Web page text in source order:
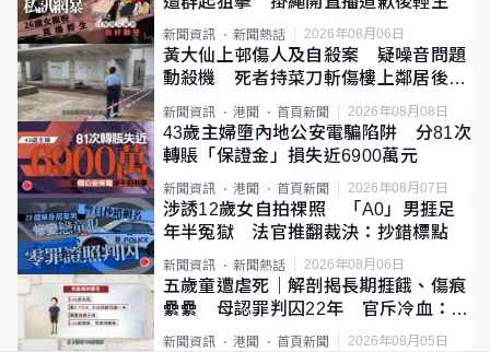
新聞資訊 新聞熱話 2026年08月06日
黃大仙上邨傷人及自殺案 疑噪音問題
動殺機 死者持菜刀斬傷樓上鄰居後墮
新聞資訊 港聞 首頁新聞 2026年08月08日
43歲主婦墮內地公安電騙陷阱 分81次
轉賬「保證金」損失近6900萬元
新聞資訊 港聞 首頁新聞 2026年08月07日
涉誘12歲女自拍祼照 「A0」男捱足
年半冤獄 法官推翻裁決：抄錯標點
新聞資訊 新聞熱話 2026年08月06日
五歲童遭虐死｜解剖揭長期捱餓、傷痕
纍纍 母認罪判囚22年 官斥冷血：同
類案最惡劣
新聞資訊 港聞 首頁新聞 2026年08月05日